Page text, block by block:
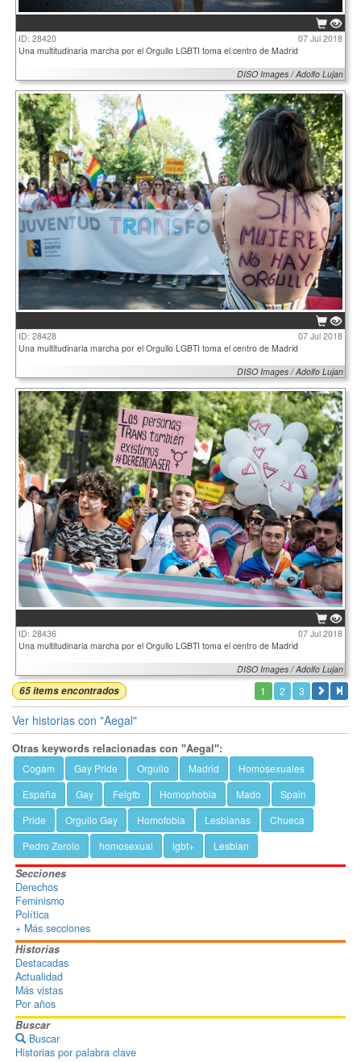
ID: 28420
07 Jul 2018
Una multitudinaria marcha por el Orgullo LGBTI toma el centro de Madrid
DISO Images / Adolfo Lujan
ID: 28428
07 Jul 2018
Una multitudinaria marcha por el Orgullo LGBTI toma el centro de Madrid
DISO Images / Adolfo Lujan
ID: 28436
07 Jul 2018
Una multitudinaria marcha por el Orgullo LGBTI toma el centro de Madrid
DISO Images / Adolfo Lujan
65 items encontrados 1 2 3  
Ver historias con "Aegal"
Otras keywords relacionadas con "Aegal":
Cogam Gay Pride Orgullo Madrid
Homosexuales
España
Gay Felgtb Homophobia Mado
Spain
Pride
Orgullo Gay Homofobia Lesbianas
Chueca
Pedro Zerolo
homosexual lgbt+ Lesbian
Secciones
Derechos
Feminismo
Política
+ Más secciones
Historias
Destacadas
Actualidad
Más vistas
Por años
Buscar
Buscar
Historias por palabra clave